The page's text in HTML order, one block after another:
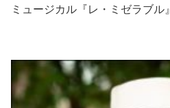
ミュージカル『レ・ミゼラブル』